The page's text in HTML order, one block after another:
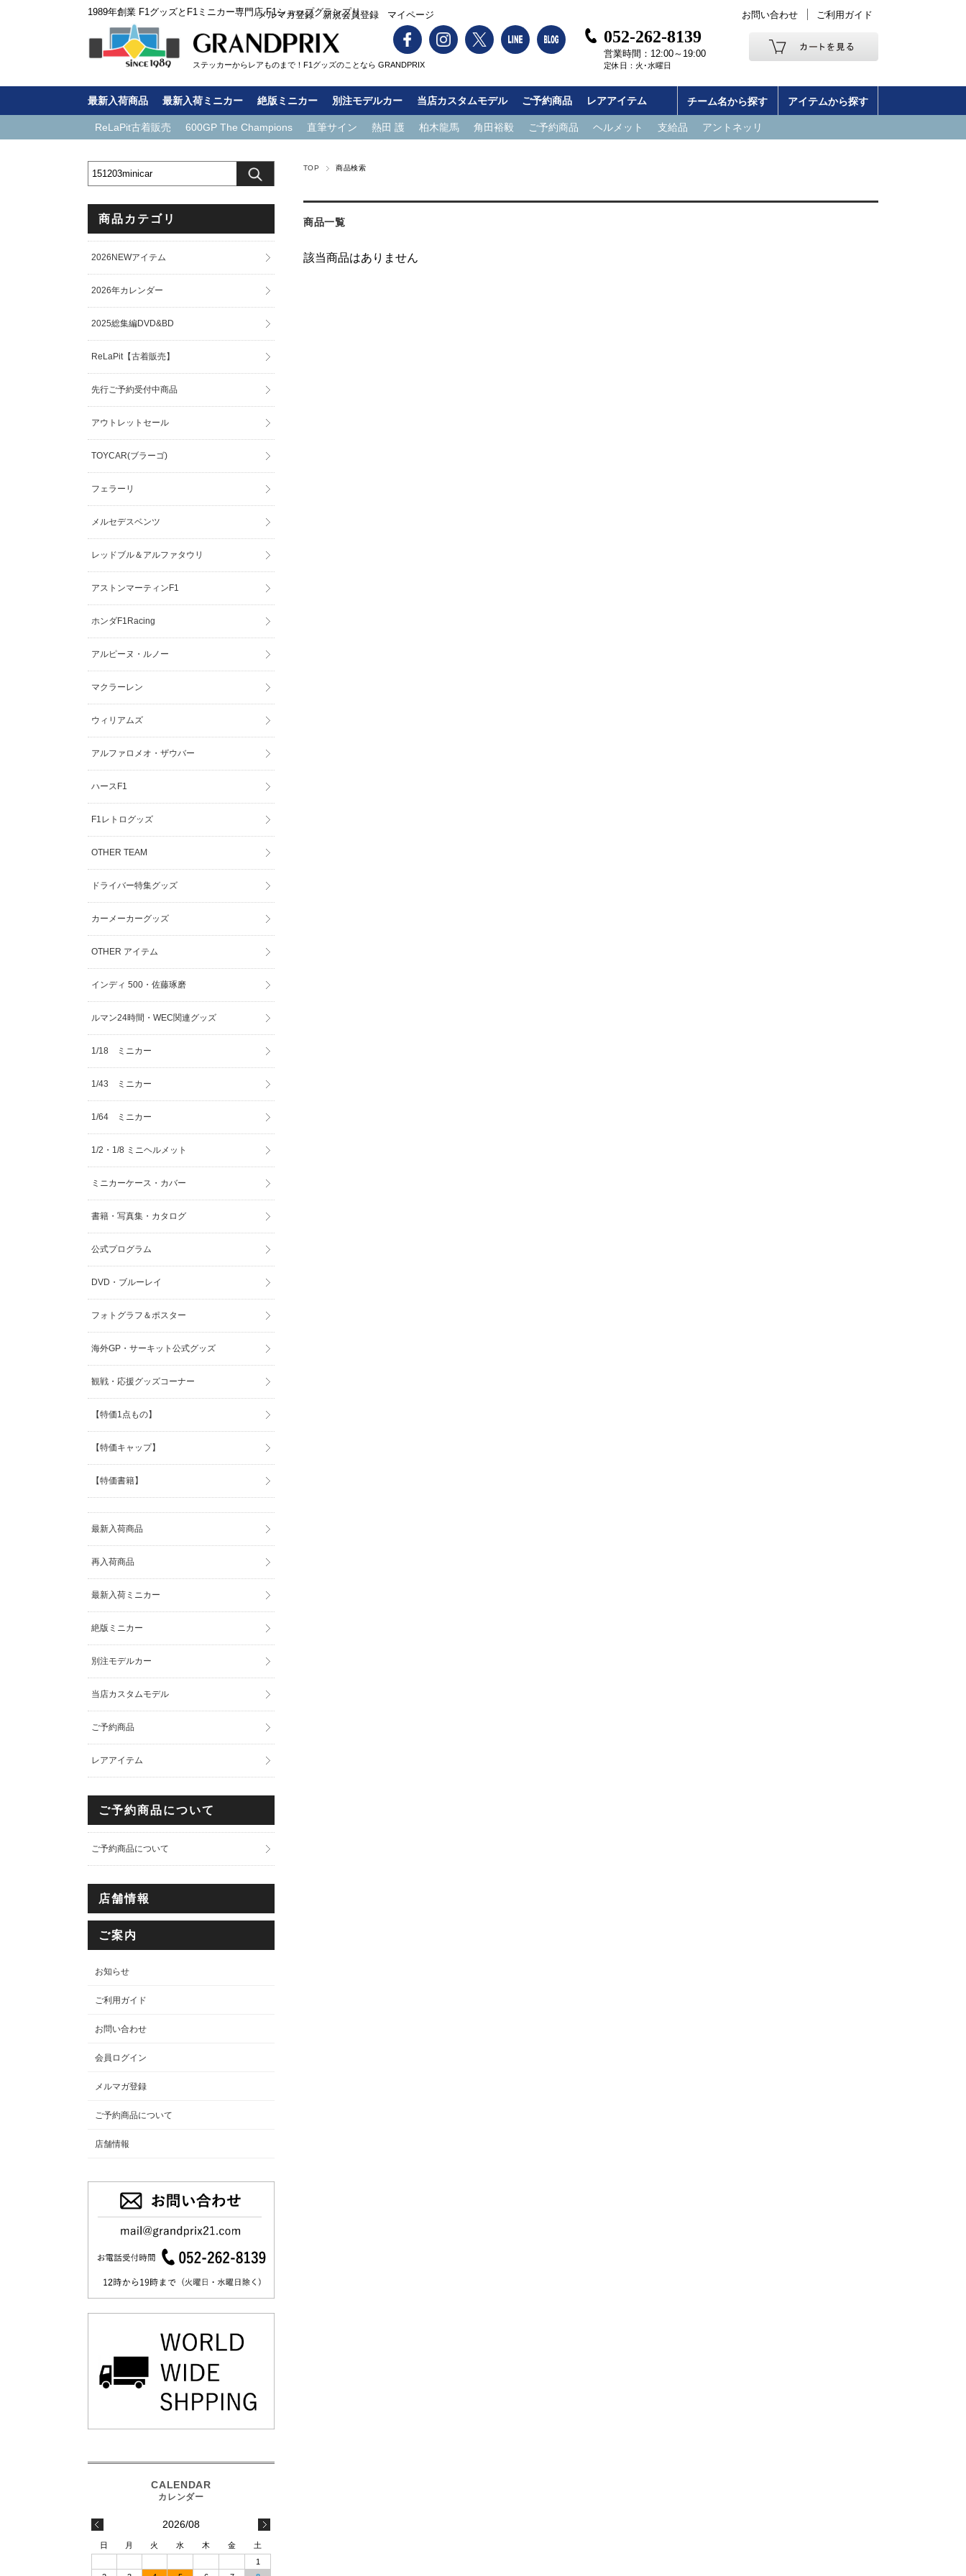
1989年創業 F1グッズとF1ミニカー専門店 F1ショップグランプリ
ステッカーからレアものまで！F1グッズのことなら GRANDPRIX
メルマガ登録 新規会員登録 マイページ お問い合わせ ご利用ガイド
052-262-8139
営業時間：12:00～19:00
定休日：火･水曜日
最新入荷商品 最新入荷ミニカー 絶版ミニカー 別注モデルカー 当店カスタムモデル ご予約商品 レアアイテム チーム名から探す アイテムから探す
ReLaPit古着販売 600GP The Champions 直筆サイン 熱田 護 柏木龍馬 角田裕毅 ご予約商品 ヘルメット 支給品 アントネッリ
TOP 商品検索
商品一覧
該当商品はありません
商品カテゴリ
2026NEWアイテム
2026年カレンダー
2025総集編DVD&BD
ReLaPit【古着販売】
先行ご予約受付中商品
アウトレットセール
TOYCAR(ブラーゴ)
フェラーリ
メルセデスベンツ
レッドブル＆アルファタウリ
アストンマーティンF1
ホンダF1Racing
アルピーヌ・ルノー
マクラーレン
ウィリアムズ
アルファロメオ・ザウバー
ハースF1
F1レトログッズ
OTHER TEAM
ドライバー特集グッズ
カーメーカーグッズ
OTHER アイテム
インディ 500・佐藤琢磨
ルマン24時間・WEC関連グッズ
1/18 ミニカー
1/43 ミニカー
1/64 ミニカー
1/2・1/8 ミニヘルメット
ミニカーケース・カバー
書籍・写真集・カタログ
公式プログラム
DVD・ブルーレイ
フォトグラフ＆ポスター
海外GP・サーキット公式グッズ
観戦・応援グッズコーナー
【特価1点もの】
【特価キャップ】
【特価書籍】
最新入荷商品
再入荷商品
最新入荷ミニカー
絶版ミニカー
別注モデルカー
当店カスタムモデル
ご予約商品
レアアイテム
ご予約商品について
ご予約商品について
店舗情報
ご案内
お知らせ
ご利用ガイド
お問い合わせ
会員ログイン
メルマガ登録
ご予約商品について
店舗情報
2026/08
日 月 火 水 木 金
土
1